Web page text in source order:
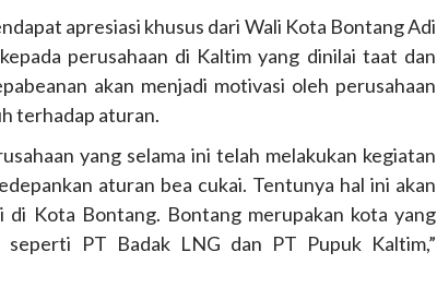
apresiasi khusus dari Wali Kota Bontang Adi
perusahaan di Kaltim yang dinilai taat dan
akan menjadi motivasi oleh perusahaan
terhadap aturan.
yang selama ini telah melakukan kegiatan
aturan bea cukai. Tentunya hal ini akan
Kota Bontang. Bontang merupakan kota yang
PT Badak LNG dan PT Pupuk Kaltim,”